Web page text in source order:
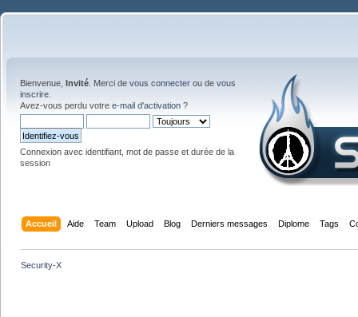
Bienvenue, Invité . Merci de vous connecter ou de vous
inscrire
Avez-vous perdu votre e-mail d'activation ?
Connexion avec identifiant, mot de passe et durée de la
session
Accueil Aide Team Upload Blog Derniers messages Diplome Tags
Security-X